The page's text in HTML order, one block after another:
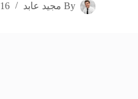
By مجید عابد 16 اکتبر 2017